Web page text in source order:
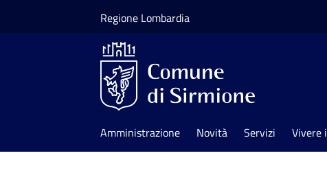
Regione Lombardia
Amministrazione Novità Servizi Vivere